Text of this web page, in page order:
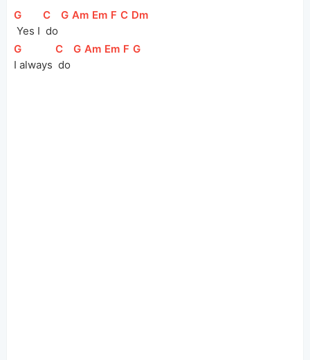
[
G
Yes I
[
C
do
[
G ]
[
Am ][Em ][F ]
[
C ][Dm
[
G
I always
[
C
do
[
G ]
[
Am ][Em ][F ]
[
G